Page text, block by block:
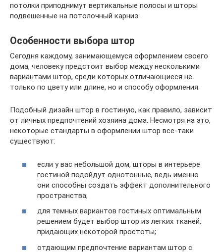
потолки приподнимут вертикальные полосы и шторы
подвешенные на потолочный карниз.
Особенности выбора штор
Сегодня каждому, занимающемуся оформлением своего
дома, человеку предстоит выбор между несколькими
вариантами штор, среди которых отличающиеся не
только по цвету или длине, но и способу оформления.
Подобный дизайн штор в гостиную, как правило, зависит
от личных предпочтений хозяина дома. Несмотря на это,
некоторые стандарты в оформлении штор все-таки
существуют:
если у вас небольшой дом, шторы в интерьере
гостиной подойдут однотонные, ведь именно
они способны создать эффект дополнительного
пространства;
для темных вариантов гостиных оптимальным
решением будет выбор штор из легких тканей,
придающих некоторой простоты;
отдающим предпочтение вариантам штор с